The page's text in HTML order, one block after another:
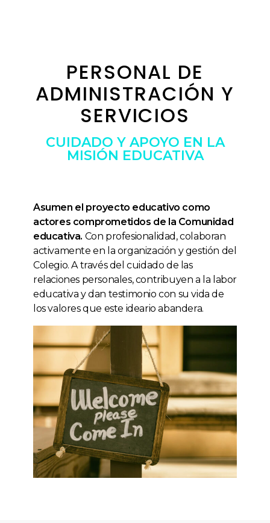
PERSONAL DE
ADMINISTRACIÓN Y
SERVICIOS
CUIDADO Y APOYO EN LA
MISIÓN EDUCATIVA
Asumen el proyecto educativo como
actores comprometidos de la Comunidad
educativa. Con profesionalidad, colaboran
activamente en la organización y gestión del
Colegio. A través del cuidado de las
relaciones personales, contribuyen a la labor
educativa y dan testimonio con su vida de
los valores que este ideario abandera.